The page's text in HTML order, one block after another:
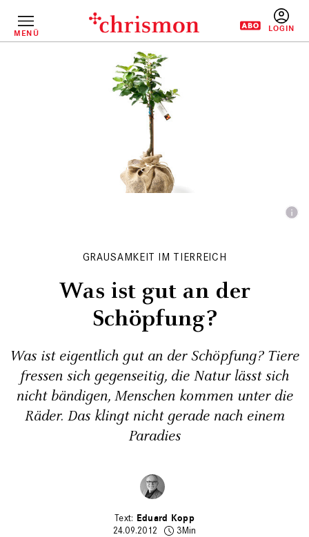
InhaltMENÜ
GRAUSAMKEIT IM TIERREICH
Was ist gut an der
Schöpfung?
Was ist eigentlich gut an der Schöpfung? Tiere
fressen sich ­gegenseitig, die Natur lässt sich
nicht bändigen, Menschen kommen unter die
Räder. Das klingt nicht gerade nach einem
Paradies
Eduard Kopp
24.09.2012
3Min